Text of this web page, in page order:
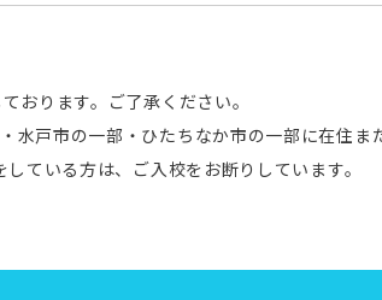
おります。ご了承ください。
戸市の一部・ひたちなか市の一部に在住ま
ている方は、ご入校をお断りしています。